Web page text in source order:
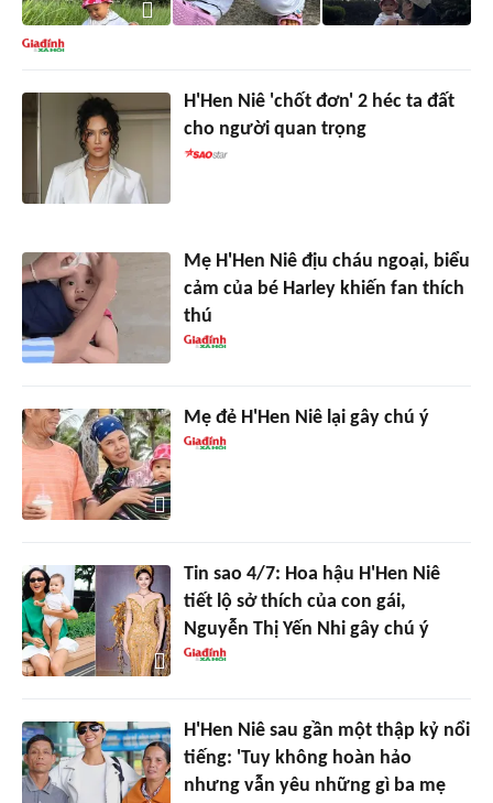
H'Hen Niê 'chốt đơn' 2 héc ta đất
cho người quan trọng
Mẹ H'Hen Niê địu cháu ngoại, biểu
cảm của bé Harley khiến fan thích
thú
Mẹ đẻ H'Hen Niê lại gây chú ý
Tin sao 4/7: Hoa hậu H'Hen Niê
tiết lộ sở thích của con gái,
Nguyễn Thị Yến Nhi gây chú ý
H'Hen Niê sau gần một thập kỷ nổi
tiếng: 'Tuy không hoàn hảo
nhưng vẫn yêu những gì ba mẹ